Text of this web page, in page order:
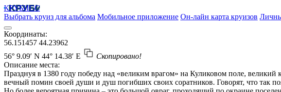
КРУБИСС
Выбрать круиз для альбома Мобильное приложение Он-лайн карта круизов
Координаты:
56.151457 44.23962
56° 9.09′ N 44° 14.38′ E
Скопировано!
Описание места:
Празднуя в 1380 году победу над «великим врагом» на Куликовом поле,
вечный помин своей души и душ погибших своих соратников. Говорят, что так